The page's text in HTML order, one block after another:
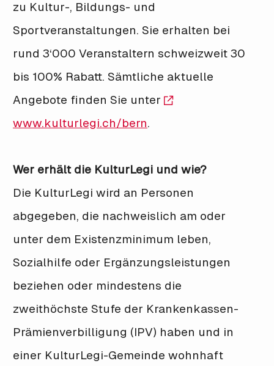
zu Kultur-, Bildungs- und
Sportveranstaltungen. Sie erhalten bei
rund 3‘000 Veranstaltern schweizweit 30
bis 100% Rabatt. Sämtliche aktuelle
Angebote finden Sie unter
www.kulturlegi.ch/bern.
Wer erhält die KulturLegi und wie?
Die KulturLegi wird an Personen
abgegeben, die nachweislich am oder
unter dem Existenzminimum leben,
Sozialhilfe oder Ergänzungsleistungen
beziehen oder mindestens die
zweithöchste Stufe der Krankenkassen-
Prämienverbilligung (IPV) haben und in
einer KulturLegi-Gemeinde wohnhaft